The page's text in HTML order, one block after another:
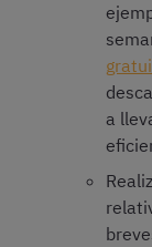
a